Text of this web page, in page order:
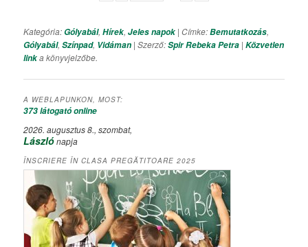
Kategória:Gólyabál,Hírek,Jeles napok | Címke:Bemutatkozás,
Gólyabál,Színpad, Vidáman | Szerző:Spir Rebeka Petra |Közvetlen
linka könyvjelzőbe.
A WEBLAPUNKON, MOST:
373 látogatóonline
2026. augusztus 8., szombat,
Lászlónapja
ÎNSCRIERE ÎN CLASA PREGĂTITOARE 2025